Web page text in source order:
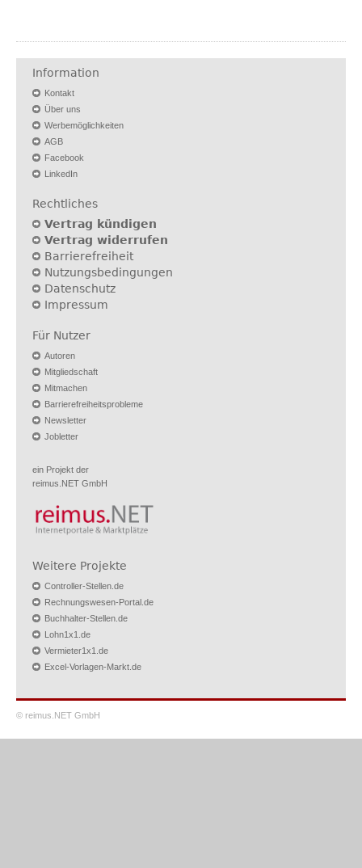
Information
Kontakt
Über uns
Werbemöglichkeiten
AGB
Facebook
LinkedIn
Rechtliches
Vertrag kündigen
Vertrag widerrufen
Barrierefreiheit
Nutzungsbedingungen
Datenschutz
Impressum
Für Nutzer
Autoren
Mitgliedschaft
Mitmachen
Barrierefreiheitsprobleme
Newsletter
Jobletter
ein Projekt der
reimus.NET GmbH
Weitere Projekte
Controller-Stellen.de
Rechnungswesen-Portal.de
Buchhalter-Stellen.de
Lohn1x1.de
Vermieter1x1.de
Excel-Vorlagen-Markt.de
© reimus.NET GmbH